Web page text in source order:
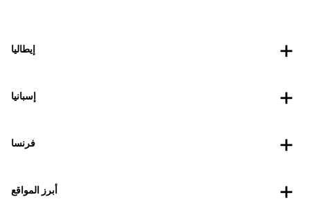
إيطاليا
إسبانيا
فرنسا
أبرز المواقع